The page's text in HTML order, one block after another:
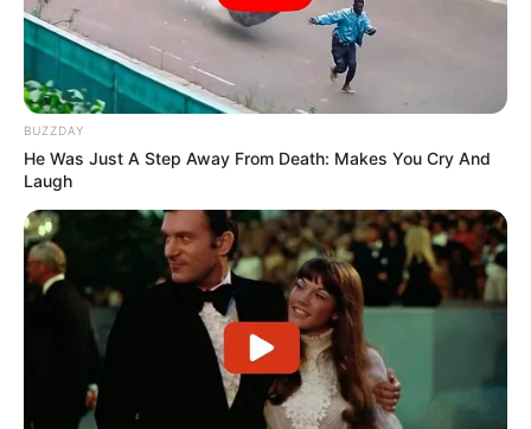
Pronostics PMU de la presse du Quinté le
Turf complet du CRITERIUM DES 5 ANS
Retrouvez tous les jours lespronostics de la presse sur
cette page
BUZZDAY
He Was Just A Step Away From Death: Makes You Cry And
Laugh